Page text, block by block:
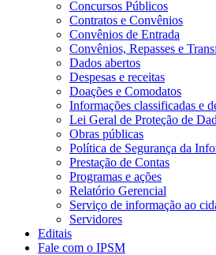
Concursos Públicos
Contratos e Convênios
Convênios de Entrada
Convênios, Repasses e
Dados abertos
Despesas e receitas
Doações e Comodatos
Informações classificadas e
Lei Geral de Proteção de
Obras públicas
Política de Segurança da
Prestação de Contas
Programas e ações
Relatório Gerencial
Serviço de informação ao
Servidores
Editais
Fale com o IPSM